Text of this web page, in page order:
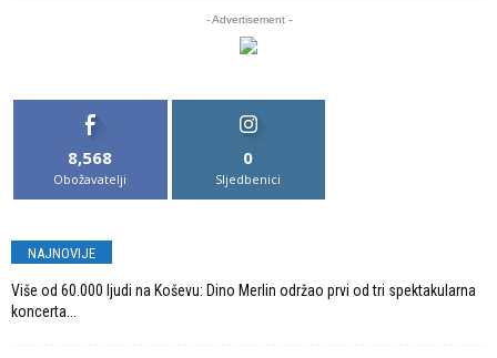
- Advertisement -
8,568
Obožavatelji
0
Sljedbenici
NAJNOVIJE
Više od 60.000 ljudi na Koševu: Dino Merlin održao prvi od tri spektakularna
koncerta...